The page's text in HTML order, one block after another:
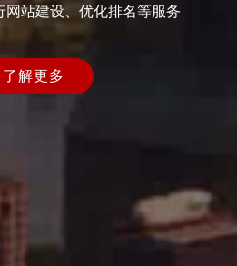
网站建设、优化排名等服务
了解更多